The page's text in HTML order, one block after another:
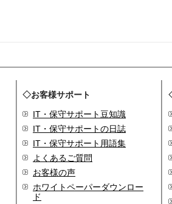
◇お客様サポート
IT・保守サポート豆知識
IT・保守サポートの日誌
IT・保守サポート用語集
よくあるご質問
お客様の声
ホワイトペーパーダウンロー
ド